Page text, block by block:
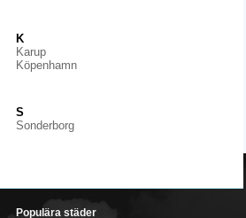
K
Karup
Köpenhamn
S
Sonderborg
Populära städer